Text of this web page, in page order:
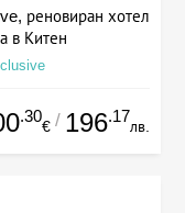
реновиран хотел
в Китен
.30
€ / 196.17
лв.